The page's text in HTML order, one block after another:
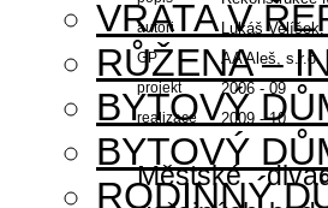
VRATA V
RŮŽENA –
BYTOVÝ
BYTOVÝ
RODINNÝ
autoři Lukáš
GP AA Aleš, s.r.o.
projekt 2006 - 09
realizace 2009 - 10
Městské